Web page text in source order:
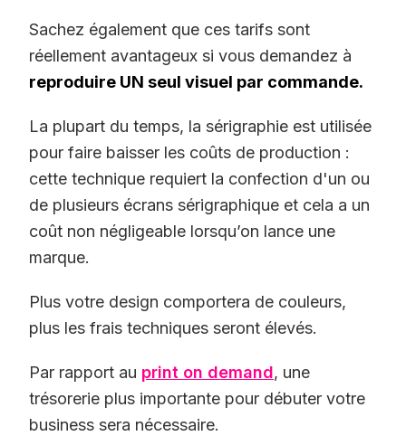
Sachez également que ces tarifs sont
réellement avantageux si vous demandez à
reproduire UN seul visuel par commande.
La plupart du temps, la sérigraphie est utilisée
pour faire baisser les coûts de production :
cette technique requiert la confection d'un ou
de plusieurs écrans sérigraphique et cela a un
coût non négligeable lorsqu’on lance une
marque.
Plus votre design comportera de couleurs,
plus les frais techniques seront élevés.
Par rapport au print on demand, une
trésorerie plus importante pour débuter votre
business sera nécessaire.